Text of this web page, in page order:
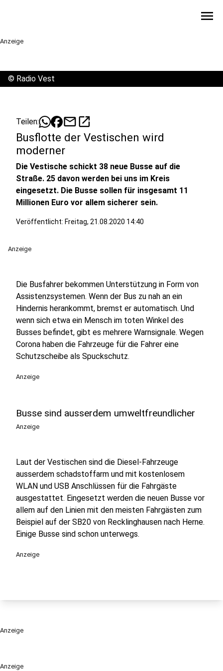
menu
Anzeige
Anzeige
© Radio Vest
Teilen: mailopen_in_new
Busflotte der Vestischen wird
moderner
Die Vestische schickt 38 neue Busse auf die
Straße. 25 davon werden bei uns im Kreis
eingesetzt. Die Busse sollen für insgesamt 11
Millionen Euro vor allem sicherer sein.
Veröffentlicht: Freitag, 21.08.2020 14:40
Anzeige
Die Busfahrer bekommen Unterstützung in Form von
Assistenzsystemen. Wenn der Bus zu nah an ein
Hindernis herankommt, bremst er automatisch. Und
wenn sich etwa ein Mensch im toten Winkel des
Busses befindet, gibt es mehrere Warnsignale. Wegen
Corona haben die Fahrzeuge für die Fahrer eine
Schutzscheibe als Spuckschutz.
Anzeige
Busse sind ausserdem umweltfreundlicher
Anzeige
Laut der Vestischen sind die Diesel-Fahrzeuge
ausserdem schadstoffarm und mit kostenlosem
WLAN und USB Anschlüssen für die Fahrgäste
ausgestattet. Eingesetzt werden die neuen Busse vor
allem auf den Linien mit den meisten Fahrgästen zum
Beispiel auf der SB20 von Recklinghausen nach Herne.
Einige Busse sind schon unterwegs.
Anzeige
Anzeige